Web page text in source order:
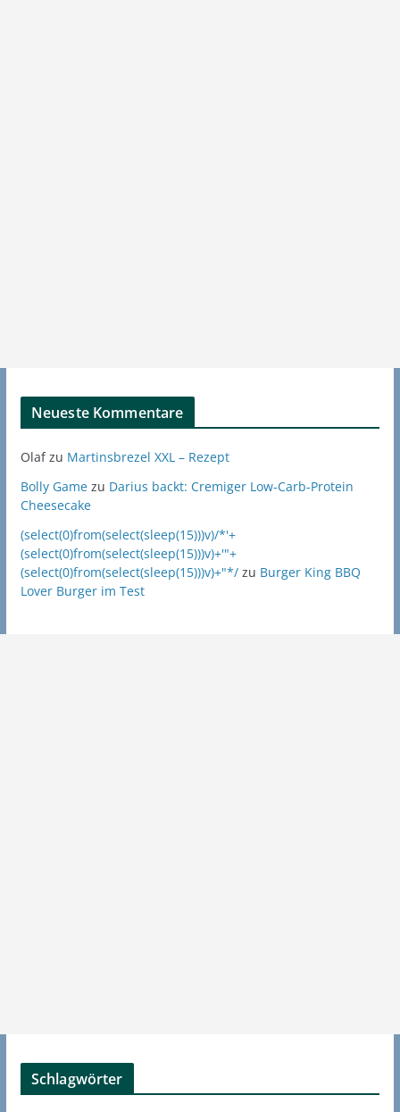
Neueste Kommentare
Olafzu Martinsbrezel XXL – Rezept
Bolly Gamezu Darius backt: Cremiger Low-Carb-Protein
Cheesecake
(select(0)from(select(sleep(15)))v)/*'+
(select(0)from(select(sleep(15)))v)+'"+
(select(0)from(select(sleep(15)))v)+"*/zu Burger King BBQ
Lover Burger im Test
Schlagwörter